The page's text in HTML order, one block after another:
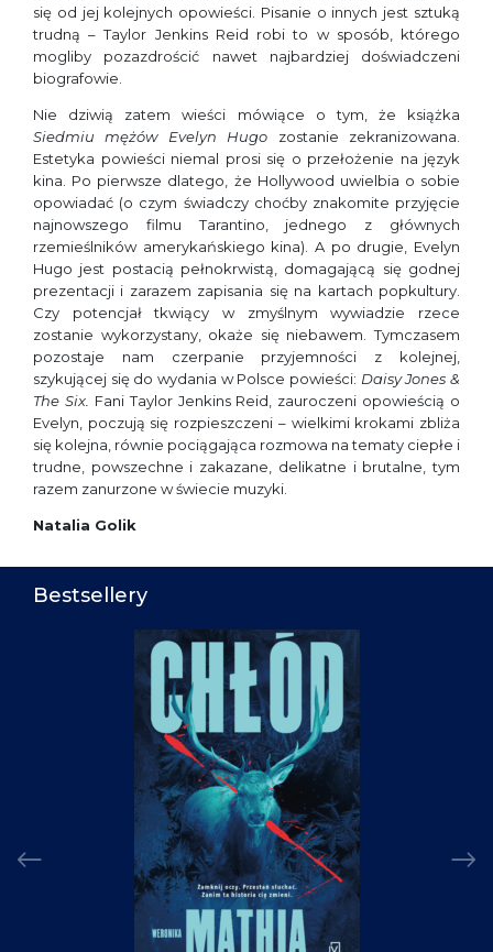
się od jej kolejnych opowieści. Pisanie o innych jest sztuką
trudną – Taylor Jenkins Reid robi to w sposób, którego
mogliby pozazdrościć nawet najbardziej doświadczeni
biografowie.
Nie dziwią zatem wieści mówiące o tym, że książka
Siedmiu mężów Evelyn Hugo zostanie zekranizowana.
Estetyka powieści niemal prosi się o przełożenie na język
kina. Po pierwsze dlatego, że Hollywood uwielbia o sobie
opowiadać (o czym świadczy choćby znakomite przy­jęcie
najnowszego filmu Tarantino, jednego z głównych
rzemieślników amerykańskie­go kina). A po drugie, Evelyn
Hugo jest postacią pełnokrwistą, domagającą się godnej
prezentacji i zarazem zapisania się na kartach popkultury.
Czy potencjał tkwiący w zmyślnym wywiadzie rzece
zostanie wykorzystany, okaże się nieba­wem. Tymczasem
pozostaje nam czerpanie przyjemności z kolejnej,
szykującej się do wydania w Polsce powieści: Daisy Jones &
The Six. Fani Taylor Jenkins Reid, zauro­czeni opowieścią o
Evelyn, poczują się rozpieszczeni – wielkimi krokami zbliża
się kolejna, równie pociągająca rozmowa na tematy ciepłe i
trudne, powszechne i zakazane, delikatne i brutalne, tym
razem zanurzone w świecie muzyki.
Natalia Golik
Bestsellery